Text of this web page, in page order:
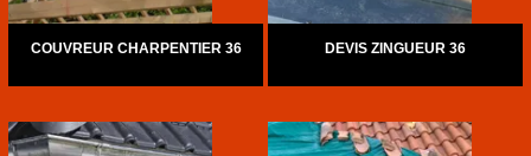
COUVREUR CHARPENTIER 36 DEVIS ZINGUEUR 36